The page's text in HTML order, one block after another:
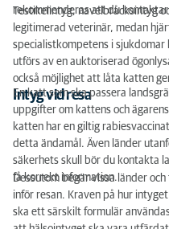
rekommenderas att du kontaktar
Testikelintyg, navelbråcksintyg
legitimerad veterinär, medan
specialistkompetens i sjukdomar
utförs av en auktoriserad
också möjlighet att låta katten
Intyg vid resa
En katt som ska passera
uppgifter om kattens och
katten har en giltig
detta ändamål. Även länder
säkerhets skull bör du kontakta
få korrekt information.
Dessutom begär vissa länder
inför resan. Kraven på hur
ska ett särskilt formulär